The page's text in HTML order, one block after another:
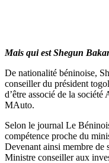
Mais qui est Shegun
De nationalité béninoise,
conseiller du président
d’être associé de la
MAuto.
Selon le journal Le
compétence proche du
Devenant ainsi membre de
Ministre conseiller aux